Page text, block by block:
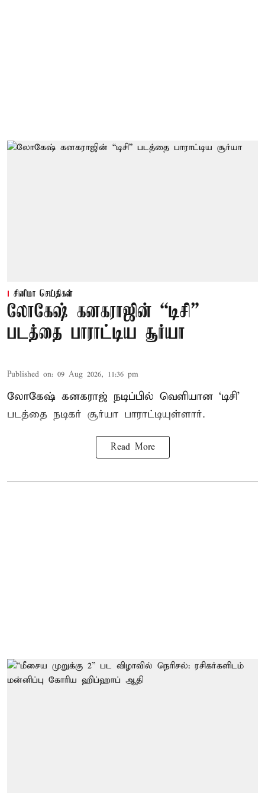
சினிமா செய்திகள்
லோகேஷ் கனகராஜின் “டிசி”
படத்தை பாராட்டிய சூர்யா
Published on: 09 Aug 2026, 11:36 pm
லோகேஷ் கனகராஜ் நடிப்பில் வெளியான ‘டிசி’
படத்தை நடிகர் சூர்யா பாராட்டியுள்ளார்.
Read More